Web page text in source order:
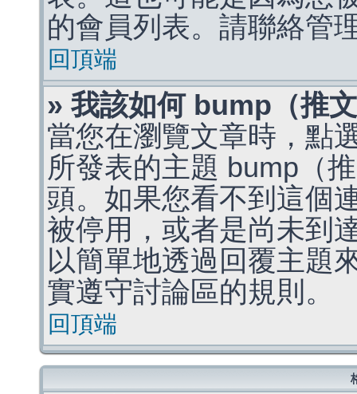
的會員列表。請聯絡管
回頂端
» 我該如何 bump（推
當您在瀏覽文章時，點
所發表的主題 bump（
頭。如果您看不到這個
被停用，或者是尚未到
以簡單地透過回覆主題
實遵守討論區的規則。
回頂端